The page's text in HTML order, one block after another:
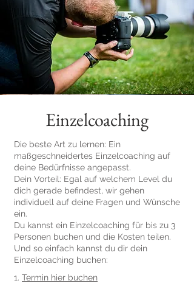
Einzelcoaching
Die beste Art zu lernen: Ein
maßgeschneidertes Einzelcoaching auf
deine Bedürfnisse angepasst.
Dein Vorteil: Egal auf welchem Level du
dich gerade befindest, wir gehen
individuell auf deine Fragen und Wünsche
ein.
Du kannst ein Einzelcoaching für bis zu 3
Personen buchen und die Kosten teilen.
Und so einfach kannst du dir dein
Einzelcoaching buchen:
1. Termin hier buchen